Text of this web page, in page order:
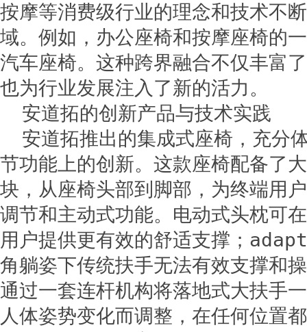
按摩等消费级行业的理念和技术不
域。例如，办公座椅和按摩座椅的
汽车座椅。这种跨界融合不仅丰富
也为行业发展注入了新的活力。
安道拓的创新产品与技术实践
安道拓推出的集成式座椅，充分
节功能上的创新。这款座椅配备了
块，从座椅头部到脚部，为终端用
调节和主动式功能。电动式头枕可
用户提供更有效的舒适支撑；
角躺姿下传统扶手无法有效支撑和
通过一套连杆机构将落地式大扶手
人体姿势变化而调整，在任何位置